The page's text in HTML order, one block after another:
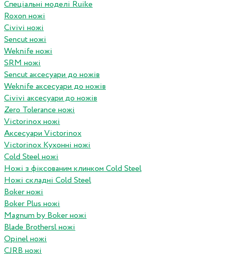
Спеціальні моделі Ruike
Roxon ножi
Civivi ножі
Sencut ножі
Weknife ножі
SRM ножі
Sencut аксесуари до ножів
Weknife аксесуари до ножів
Civivi аксесуари до ножів
Zero Tolerance ножі
Victorinox ножі
Аксесуари Victorinox
Victorinox Кухонні ножі
Cold Steel ножі
Ножі з фіксованим клинком Cold Steel
Ножі складні Cold Steel
Boker ножі
Boker Plus ножі
Magnum by Boker ножі
Blade Brothersl ножі
Opinel ножі
CJRB ножі